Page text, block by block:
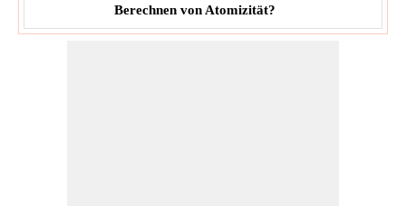
Berechnen von Atomizität?